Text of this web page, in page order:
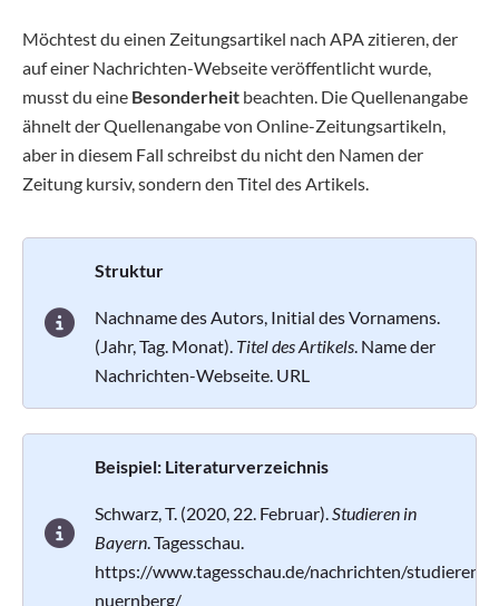
Möchtest du einen Zeitungsartikel nach APA zitieren, der
auf einer Nachrichten-Webseite veröffentlicht wurde,
musst du eine Besonderheit beachten. Die Quellenangabe
ähnelt der Quellenangabe von Online-Zeitungsartikeln,
aber in diesem Fall schreibst du nicht den Namen der
Zeitung kursiv, sondern den Titel des Artikels.
Struktur
Nachname des Autors, Initial des Vornamens.
(Jahr, Tag. Monat). Titel des Artikels. Name der
Nachrichten-Webseite. URL
Beispiel: Literaturverzeichnis
Schwarz, T. (2020, 22. Februar).Studieren in
Bayern. Tagesschau.
https://www.tagesschau.de/nachrichten/studieren-
nuernberg/